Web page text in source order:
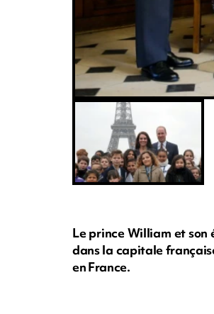
Le prince William et son
dans la capitale
en France.